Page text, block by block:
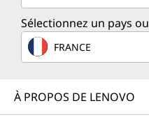
Sélectionnez un pays
FRANCE
À PROPOS DE LENOVO